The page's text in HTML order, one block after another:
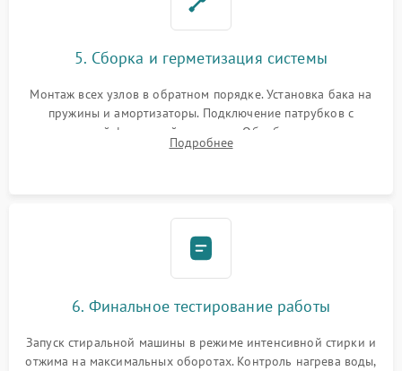
5. Сборка и герметизация системы
Монтаж всех узлов в обратном порядке. Установка бака на
пружины и амортизаторы. Подключение патрубков с
надежной фиксацией хомутами. Обработка стыков
герметиком для предотвращения возможных протечек воды.
Подробнее
6. Финальное тестирование работы
Запуск стиральной машины в режиме интенсивной стирки и
отжима на максимальных оборотах. Контроль нагрева воды,